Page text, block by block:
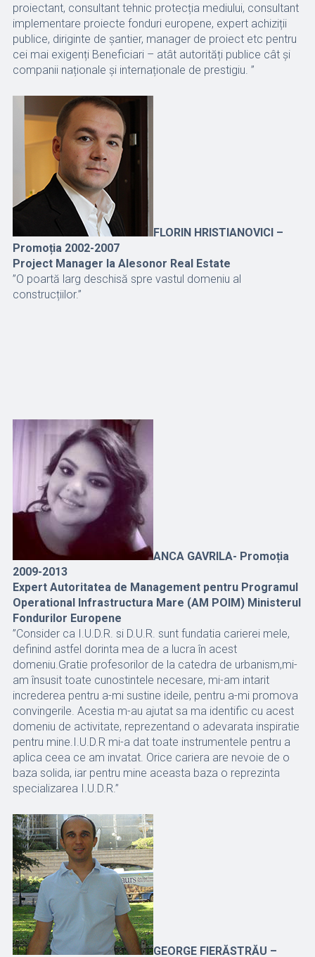
proiectant, consultant tehnic protecția mediului, consultant
implementare proiecte fonduri europene, expert achiziții
publice, diriginte de șantier, manager de proiect etc pentru
cei mai exigenți Beneficiari – atât autorități publice cât și
companii naționale și internaționale de prestigiu. ”
FLORIN HRISTIANOVICI –
Promoția 2002-2007
Project Manager la Alesonor Real Estate
”O poartă larg deschisă spre vastul domeniu al
construcțiilor.”
ANCA GAVRILA- Promoția
2009-2013
Expert Autoritatea de Management pentru Programul
Operational Infrastructura Mare (AM POIM) Ministerul
Fondurilor Europene
”Consider ca I.U.D.R. si D.U.R. sunt fundatia carierei mele,
definind astfel dorinta mea de a lucra în acest
domeniu.Gratie profesorilor de la catedra de urbanism,mi-
am însusit toate cunostintele necesare, mi-am intarit
increderea pentru a-mi sustine ideile, pentru a-mi promova
convingerile. Acestia m-au ajutat sa ma identific cu acest
domeniu de activitate, reprezentand o adevarata inspiratie
pentru mine.I.U.D.R mi-a dat toate instrumentele pentru a
aplica ceea ce am invatat. Orice cariera are nevoie de o
baza solida, iar pentru mine aceasta baza o reprezinta
specializarea I.U.D.R.”
GEORGE FIERĂSTRĂU –